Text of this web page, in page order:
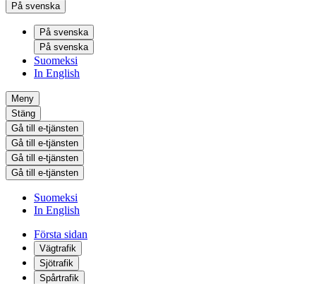
På svenska
På svenska
På svenska
Suomeksi
In English
Meny
Stäng
Gå till e-tjänsten
Gå till e-tjänsten
Gå till e-tjänsten
Gå till e-tjänsten
Suomeksi
In English
Första sidan
Vägtrafik
Sjötrafik
Spårtrafik